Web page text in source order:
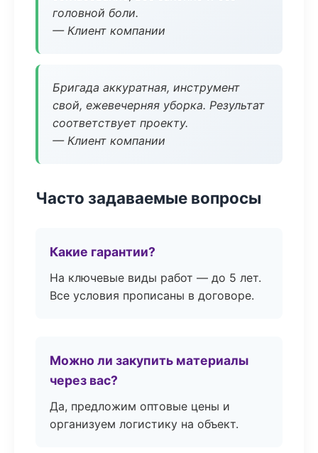
головной боли.
— Клиент компании
Бригада аккуратная, инструмент
свой, ежевечерняя уборка. Результат
соответствует проекту.
— Клиент компании
Часто задаваемые вопросы
Какие гарантии?
На ключевые виды работ — до 5 лет.
Все условия прописаны в договоре.
Можно ли закупить материалы
через вас?
Да, предложим оптовые цены и
организуем логистику на объект.